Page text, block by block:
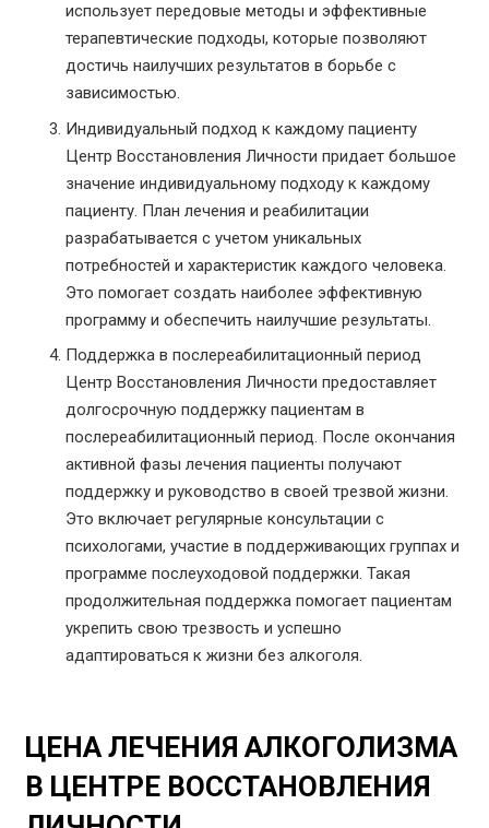
использует передовые методы и эффективные
терапевтические подходы, которые позволяют
достичь наилучших результатов в борьбе с
зависимостью.
Индивидуальный подход к каждому пациенту
Центр Восстановления Личности придает большое
значение индивидуальному подходу к каждому
пациенту. План лечения и реабилитации
разрабатывается с учетом уникальных
потребностей и характеристик каждого человека.
Это помогает создать наиболее эффективную
программу и обеспечить наилучшие результаты.
Поддержка в послереабилитационный период
Центр Восстановления Личности предоставляет
долгосрочную поддержку пациентам в
послереабилитационный период. После окончания
активной фазы лечения пациенты получают
поддержку и руководство в своей трезвой жизни.
Это включает регулярные консультации с
психологами, участие в поддерживающих группах и
программе послеуходовой поддержки. Такая
продолжительная поддержка помогает пациентам
укрепить свою трезвость и успешно
адаптироваться к жизни без алкоголя.
ЦЕНА ЛЕЧЕНИЯ АЛКОГОЛИЗМА
В ЦЕНТРЕ ВОССТАНОВЛЕНИЯ